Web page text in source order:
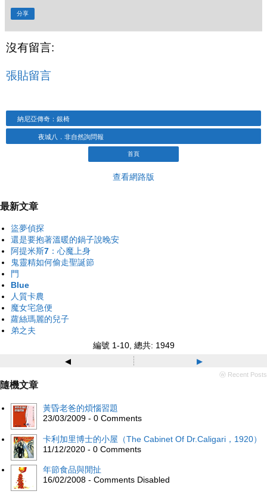
分享
沒有留言:
張貼留言
納尼亞傳奇：銀椅
夜城八．非自然詢問報
首頁
查看網路版
最新文章
盜夢偵探
還是要抱著溫暖的鍋子說晚安
阿提米斯7：心魔上身
鬼靈精如何偷走聖誕節
門
Blue
人質卡農
魔女宅急便
蘿絲瑪麗的兒子
弟之夫
編號 1-10, 總共: 1949
◂ ▸
ⓦ Recent Posts
隨機文章
黃昏老爸的煩惱習題
23/03/2009 - 0 Comments
卡利加里博士的小屋（The Cabinet Of Dr.Caligari，1920）
11/12/2020 - 0 Comments
年節食品與閒扯
16/02/2008 - Comments Disabled